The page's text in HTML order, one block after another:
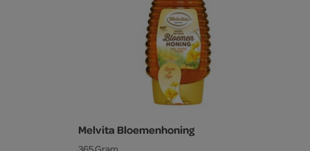
Melvita Bloemenhoning